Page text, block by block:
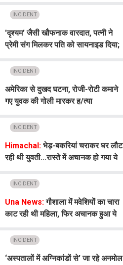
INCIDENT
'दृश्यम' जैसी खौफनाक वारदात, पत्नी ने
प्रेमी संग मिलकर पति को सायनाइड दिया;
INCIDENT
अमेरिका से दुखद घटना, रोजी-रोटी कमाने
गए युवक की गोली मारकर ह/त्या
INCIDENT
Himachal: भेड़-बकरियां चराकर घर लौट
रही थी युवती...रास्ते में अचानक हो गया ये
INCIDENT
Una News:गौशाला में मवेशियों का चारा
काट रही थी महिला, फिर अचानक हुआ ये
INCIDENT
‘अस्पतालों में अग्निकांडों से’ जा रहे अनमोल